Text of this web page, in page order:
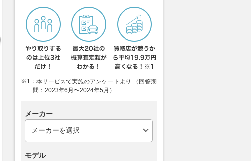
スーパーチャージャー搭載、カ
ワサキ『Z H2 SE』2027年モデ
2026.08.04 レスポンス
量産車として世界初の“500cc2
スト2気筒”搭載！ 当時は市販
った旧車の価値は
VAGUE
※1：本サービスで実施のアンケートより （回答期
間：2023年6月〜2024年5月）
メーカー
モデル